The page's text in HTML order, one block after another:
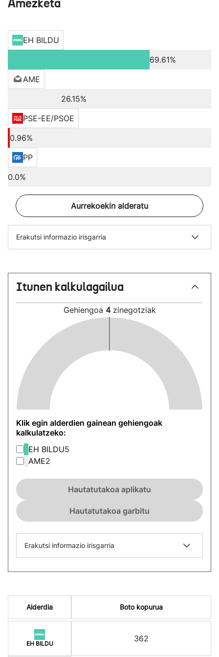
Amezketa
EH BILDU
69.61%
AME
26.15%
PSE-EE/PSOE
0.96%
PP
0.0%
Aurrekoekin alderatu
Erakutsi informazio irisgarria
Itunen kalkulagailua
Gehiengoa 4 zinegotziak
Klik egin alderdien gainean gehiengoak
kalkulatzeko:
EH BILDU5
AME2
Hautatutakoa aplikatu
Hautatutakoa garbitu
Erakutsi informazio irisgarria
Alderdia
EH BILDU
Boto kopurua
362